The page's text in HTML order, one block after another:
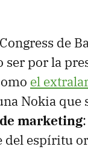
de
ser por la
el
Nokia que
marketing:
del espíritu